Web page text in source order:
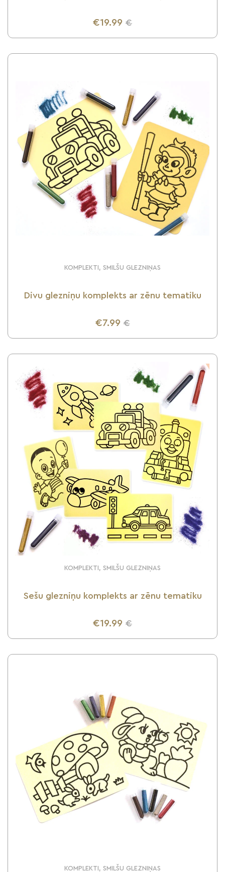
€19.99 €
UZZINI VAIRĀK
KOMPLEKTI, SMILŠU GLEZNIŅAS
Divu glezniņu komplekts ar zēnu tematiku
€7.99 €
UZZINI VAIRĀK
KOMPLEKTI, SMILŠU GLEZNIŅAS
Sešu glezniņu komplekts ar zēnu tematiku
€19.99 €
UZZINI VAIRĀK
KOMPLEKTI, SMILŠU GLEZNIŅAS